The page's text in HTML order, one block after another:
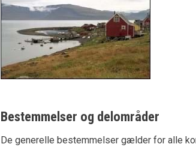
Bestemmelser og delområder
De generelle bestemmelser gælder for alle